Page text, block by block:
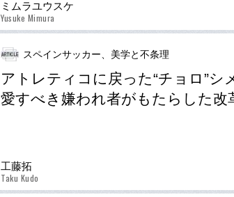
ミムラユウスケ
Yusuke Mimura
スペインサッカー、美学と不条理
アトレティコに戻った“チョロ”シ
愛すべき嫌われ者がもたらした改
工藤拓
Taku Kudo